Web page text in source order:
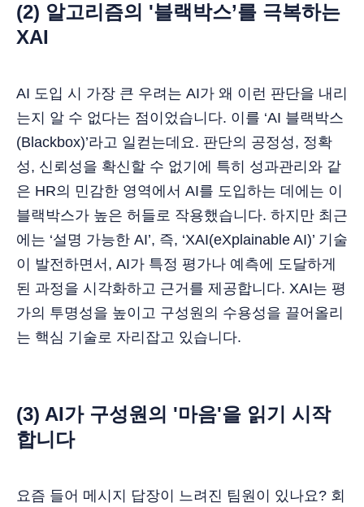
(2) 알고리즘의 '블랙박스’를 극복하는
XAI
AI 도입 시 가장 큰 우려는 AI가 왜 이런 판단을 내리
는지 알 수 없다는 점이었습니다. 이를 ‘AI 블랙박스
(Blackbox)’라고 일컫는데요. 판단의 공정성, 정확
성, 신뢰성을 확신할 수 없기에 특히 성과관리와 같
은 HR의 민감한 영역에서 AI를 도입하는 데에는 이
블랙박스가 높은 허들로 작용했습니다. 하지만 최근
에는 ‘설명 가능한 AI’, 즉, ‘XAI(eXplainable AI)’ 기술
이 발전하면서, AI가 특정 평가나 예측에 도달하게
된 과정을 시각화하고 근거를 제공합니다. XAI는 평
가의 투명성을 높이고 구성원의 수용성을 끌어올리
는 핵심 기술로 자리잡고 있습니다.
(3) AI가 구성원의 '마음'을 읽기 시작
합니다
요즘 들어 메시지 답장이 느려진 팀원이 있나요? 회